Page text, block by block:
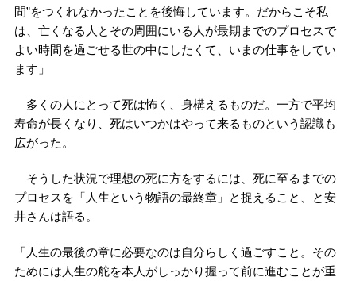
間”をつくれなかったことを後悔しています。だからこそ私
は、亡くなる人とその周囲にいる人が最期までのプロセスで
よい時間を過ごせる世の中にしたくて、いまの仕事をしてい
ます」
多くの人にとって死は怖く、身構えるものだ。一方で平均
寿命が長くなり、死はいつかはやって来るものという認識も
広がった。
そうした状況で理想の死に方をするには、死に至るまでの
プロセスを「人生という物語の最終章」と捉えること、と安
井さんは語る。
「人生の最後の章に必要なのは自分らしく過ごすこと。その
ためには人生の舵を本人がしっかり握って前に進むことが重